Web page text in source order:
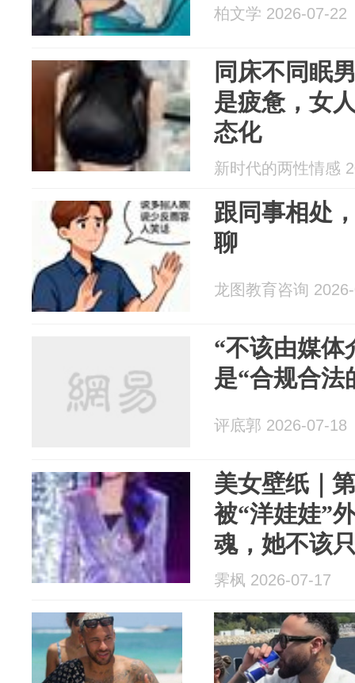
柏文学 2026-07-22
同床不同眠
是疲惫，女
态化
新时代的两性情感
跟同事相处
聊
龙图教育咨询
“不该由媒体
是“合规合法
评底郭 2026-07-18
美女壁纸｜
被“洋娃娃”
魂，她不该
霁枫 2026-07-17